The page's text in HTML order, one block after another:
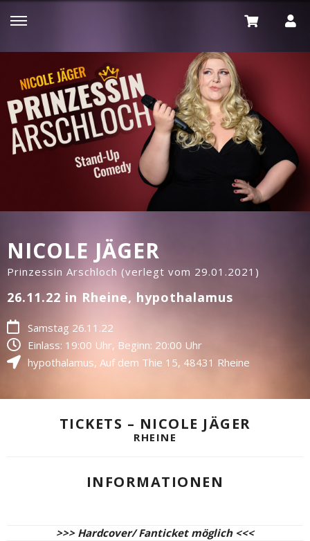
NICOLE JÄGER
Prinzessin Arschloch (verlegt vom 29.01.2021)
26.11.22 in Rheine, hypothalamus
Samstag 26.11.22
Einlass: 19:00 Uhr, Beginn: 20:00 Uhr
hypothalamus, Auf dem Thie 15, 48431 Rheine
TICKETS – NICOLE JÄGER
RHEINE
INFORMATIONEN
>>> Hardcover/ Fanticket möglich <<<